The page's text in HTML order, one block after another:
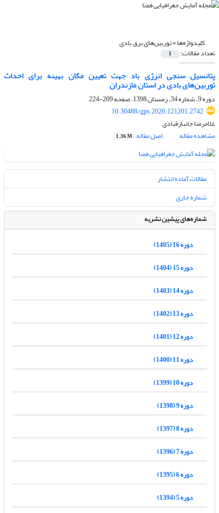
کلیدواژه‌ها =توربین‌های برق بادی
تعداد مقالات: 1
پتانسیل ‌سنجی انرژی باد جهت تعیین مکان بهینه برای احداث
توربین‌های بادی در استان مازندران
دوره 9، شماره 34، زمستان 1398، صفحه
209-224
10.30488/gps.2020.121201.2742
غلامرضا جانبازقبادی
مشاهده مقاله
اصل مقاله 1.36 M
مقالات آماده انتشار
شماره جاری
شماره‌های پیشین نشریه
دوره 16 (1405)
دوره 15 (1404)
دوره 14 (1403)
دوره 13 (1402)
دوره 12 (1401)
دوره 11 (1400)
دوره 10 (1399)
دوره 9 (1398)
دوره 8 (1397)
دوره 7 (1396)
دوره 6 (1395)
دوره 5 (1394)